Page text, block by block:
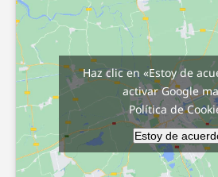
Haz clic en «Estoy de
activar Google
Política de
Estoy de